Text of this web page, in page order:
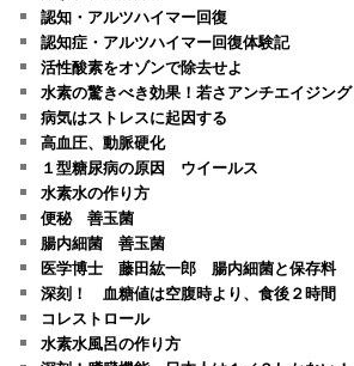
認知・アルツハイマー回復
認知症・アルツハイマー回復体験記
活性酸素をオゾンで除去せよ
水素の驚きべき効果！若さアンチエイジング
病気はストレスに起因する
高血圧、動脈硬化
１型糖尿病の原因 ウイールス
水素水の作り方
便秘 善玉菌
腸内細菌 善玉菌
医学博士 藤田紘一郎 腸内細菌と保存料
深刻！ 血糖値は空腹時より、食後２時間
コレストロール
水素水風呂の作り方